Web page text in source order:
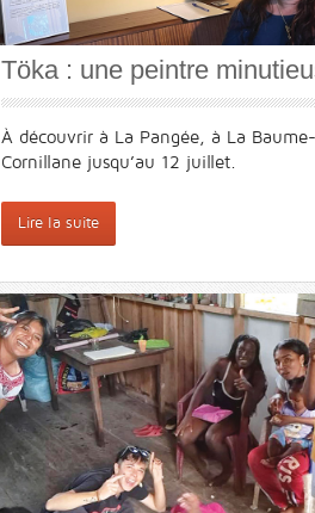
Töka : une peintre
À découvrir à La Pangée, à La Baume-
Cornillane jusqu’au 12 juillet.
Lire la suite